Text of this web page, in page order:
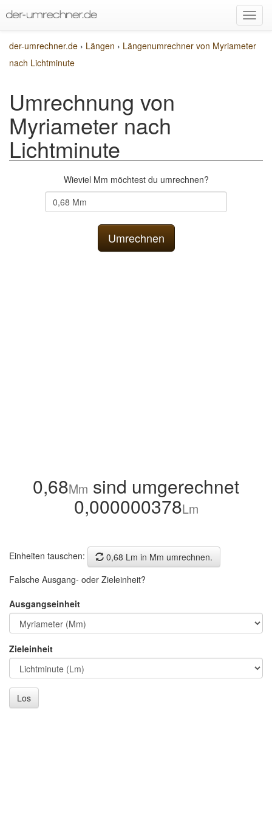
der-umrechner.de › Längen › Längenumrechner von Myriameter
nach Lichtminute
Umrechnung von
Myriameter nach
Lichtminute
Wieviel Mm möchtest du umrechnen?
0,68Mm sind umgerechnet
0,000000378Lm
Einheiten tauschen:
0,68 Lm in Mm umrechnen.
Falsche Ausgang- oder Zieleinheit?
Ausgangseinheit
Zieleinheit
Los